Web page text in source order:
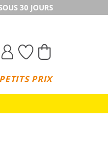
30 JOURS
PETITS PRIX